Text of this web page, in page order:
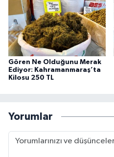
Gören Ne Olduğunu Merak
Ediyor: Kahramanmaraş’ta
Kilosu 250 TL
Yorumlar